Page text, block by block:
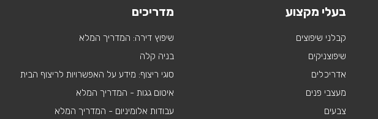
בעלי מקצוע
קבלני שיפוצים
שיפוצניקים
אדריכלים
מעצבי פנים
צבעים
מדריכים
שיפוץ דירה: המדריך המלא
בניה קלה
סוגי ריצוף: מידע על האפשרויות לריצוף הבית
איטום גגות - המדריך המלא
עבודות אלומיניום - המדריך המלא